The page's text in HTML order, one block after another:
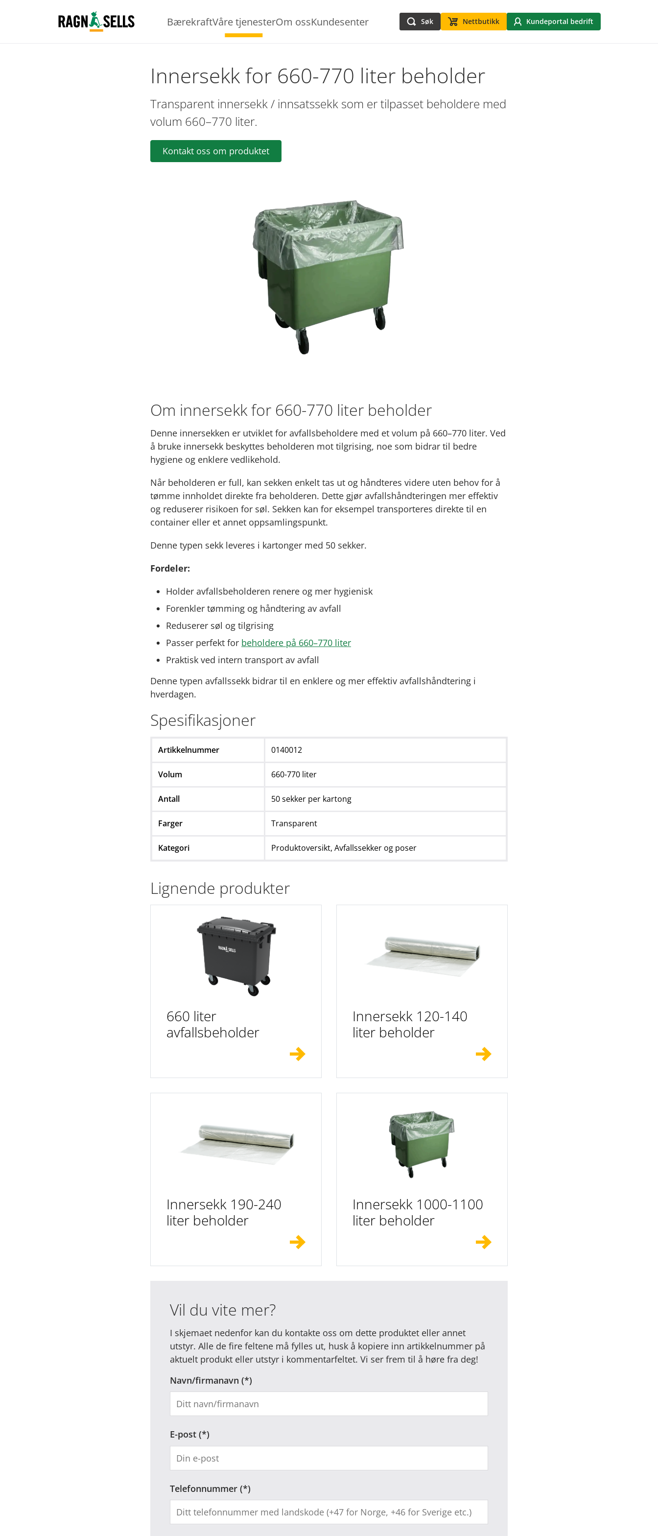
BærekraftVåre tjenesterOm ossKundesenter Søk Nettbutikk Kundeportal bedrift
Innersekk for 660-770 liter beholder
Transparent innersekk / innsatssekk som er tilpasset beholdere med
volum 660–770 liter.
Kontakt oss om produktet
Om innersekk for 660-770 liter beholder
Denne innersekken er utviklet for avfallsbeholdere med et volum på 660–770 liter. Ved
å bruke innersekk beskyttes beholderen mot tilgrising, noe som bidrar til bedre
hygiene og enklere vedlikehold.
Når beholderen er full, kan sekken enkelt tas ut og håndteres videre uten behov for å
tømme innholdet direkte fra beholderen. Dette gjør avfallshåndteringen mer effektiv
og reduserer risikoen for søl. Sekken kan for eksempel transporteres direkte til en
container eller et annet oppsamlingspunkt.
Denne typen sekk leveres i kartonger med 50 sekker.
Fordeler:
Holder avfallsbeholderen renere og mer hygienisk
Forenkler tømming og håndtering av avfall
Reduserer søl og tilgrising
Passer perfekt for beholdere på 660–770 liter
Praktisk ved intern transport av avfall
Denne typen avfallssekk bidrar til en enklere og mer effektiv avfallshåndtering i
hverdagen.
Spesifikasjoner
Artikkelnummer 0140012
Volum 660-770 liter
Antall 50 sekker per kartong
Farger Transparent
Kategori Produktoversikt, Avfallssekker og poser
Lignende produkter
660 liter
avfallsbeholder
Innersekk 120-140
liter beholder
Innersekk 190-240
liter beholder
Innersekk 1000-1100
liter beholder
Vil du vite mer?
I skjemaet nedenfor kan du kontakte oss om dette produktet eller annet
utstyr. Alle de fire feltene må fylles ut, husk å kopiere inn artikkelnummer på
aktuelt produkt eller utstyr i kommentarfeltet. Vi ser frem til å høre fra deg!
Navn/firmanavn
E-post
Telefonnummer